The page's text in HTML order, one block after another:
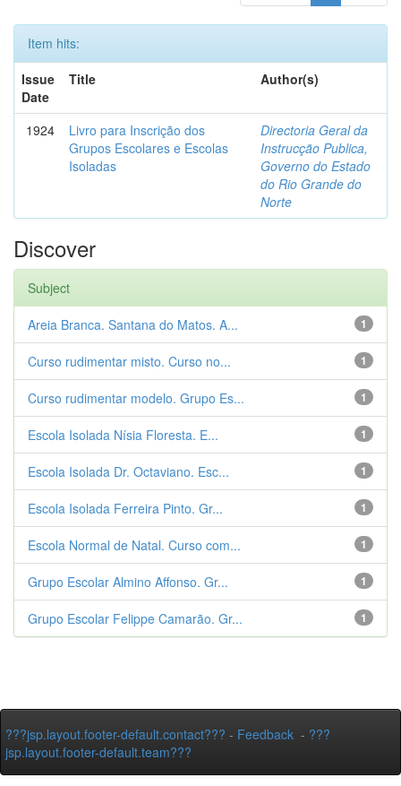
Item hits:
Issue
Date
Title Author(s)
1924
Livro para Inscrição dos
Grupos Escolares e Escolas
Isoladas
Directoria Geral da
Instrucção Publica,
Governo do Estado
do Rio Grande do
Norte
Discover
Subject
1
Areia Branca. Santana do Matos. A...
1
Curso rudimentar misto. Curso no...
1
Curso rudimentar modelo. Grupo Es...
1
Escola Isolada Nísia Floresta. E...
1
Escola Isolada Dr. Octaviano. Esc...
1
Escola Isolada Ferreira Pinto. Gr...
1
Escola Normal de Natal. Curso com...
1
Grupo Escolar Almino Affonso. Gr...
1
Grupo Escolar Felippe Camarão. Gr...
???jsp.layout.footer-default.contact??? - Feedback - ???
jsp.layout.footer-default.team???